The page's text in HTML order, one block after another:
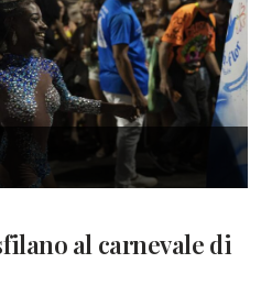
al carnevale di